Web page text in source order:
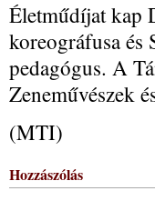
Életműdíjat kap
koreográfusa és
pedagógus. A
Zeneművészek
(MTI)
Hozzászólás